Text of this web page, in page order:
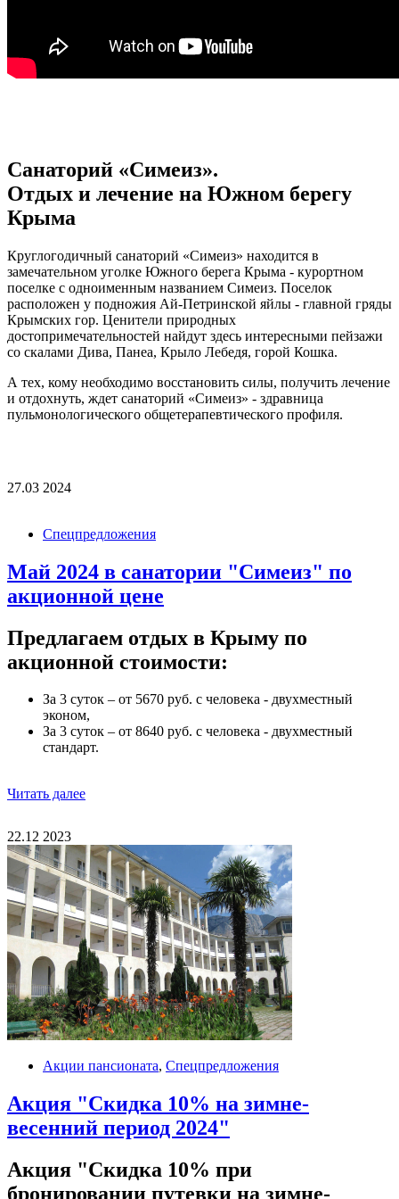
Санаторий «Симеиз».
Отдых и лечение на Южном берегу
Крыма
Круглогодичный санаторий «Симеиз» находится в
замечательном уголке Южного берега Крыма - курортном
поселке с одноименным названием Симеиз. Поселок
расположен у подножия Ай-Петринской яйлы - главной гряды
Крымских гор. Ценители природных
достопримечательностей найдут здесь интересными пейзажи
со скалами Дива, Панеа, Крыло Лебедя, горой Кошка.
А тех, кому необходимо восстановить силы, получить лечение
и отдохнуть, ждет санаторий «Симеиз» - здравница
пульмонологического общетерапевтического профиля.
27.03 2024
128551.jpg
Спецпредложения
Май 2024 в санатории "Симеиз" по
акционной цене
Предлагаем отдых в Крыму по
акционной стоимости:
За 3 суток – от 5670 руб. с человека - двухместный
эконом,
За 3 суток – от 8640 руб. с человека - двухместный
стандарт.
Читать далее
22.12 2023
simeiz_4.jpg
Акции пансионата, Спецпредложения
Акция "Скидка 10% на зимне-
весенний период 2024"
Акция "Скидка 10% при
бронировании путевки на зимне-